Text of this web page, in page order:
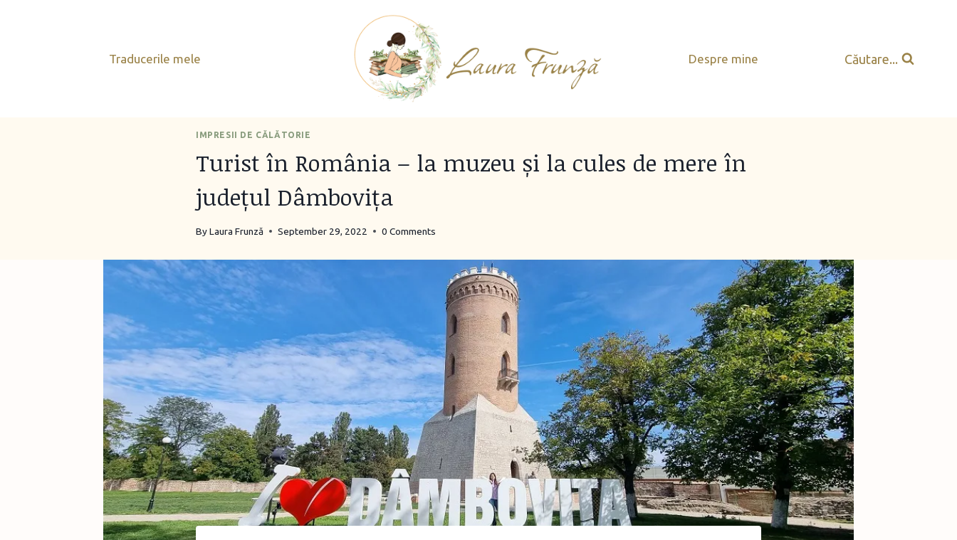
Traducerile mele
Despre mine Căutare...
IMPRESII DE CĂLĂTORIE
Turist în România – la muzeu și la cules de mere în
județul Dâmbovița
ByLaura Frunză September 29, 2022 0 Comments